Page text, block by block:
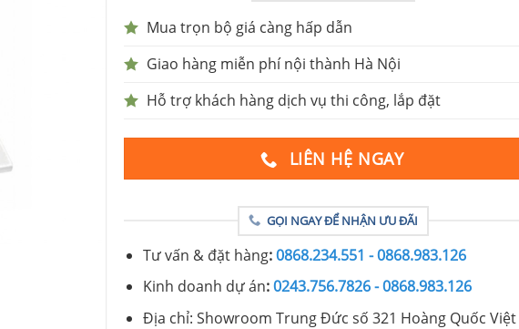
Mua trọn bộ giá càng hấp dẫn
Giao hàng miễn phí nội thành Hà Nội
Hỗ trợ khách hàng dịch vụ thi công, lắp đặt
LIÊN HỆ NGAY
GỌI NGAY ĐỂ NHẬN ƯU ĐÃI
Tư vấn & đặt hàng:0868.234.551 - 0868.983.126
Kinh doanh dự án:0243.756.7826 - 0868.983.126
Địa chỉ: Showroom Trung Đức số 321 Hoàng Quốc Việt